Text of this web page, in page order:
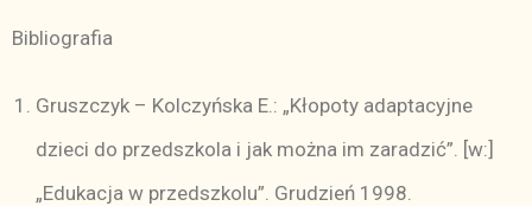
Bibliografia
Gruszczyk – Kolczyńska E.: „Kłopoty adaptacyjne
dzieci do przedszkola i jak można im zaradzić”. [w:]
„Edukacja w przedszkolu”. Grudzień 1998.